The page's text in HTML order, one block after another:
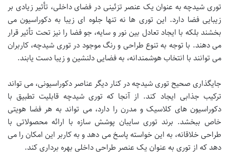
توری شیدچه به عنوان یک عنصر تزئینی در فضای داخلی، تأثیر زیادی بر
زیبایی فضا دارد. این توری ها نه تنها جلوه ای زیبا به دکوراسیون می
بخشند بلکه با ایجاد تعادل بین نور و سایه، جو فضا را نیز تحت تأثیر قرار
می دهند. با توجه به تنوع طراحی و رنگ موجود در توری شیدچه، کاربران
می توانند با انتخاب هوشمندانه، به فضایی دلنشین و زیبا دست یابند.
جایگذاری صحیح توری شیدچه در کنار دیگر عناصر دکوراسیونی، می تواند
ترکیب جذابی ایجاد کند. از آنجا که توری شیدچه قابلیت تطبیق با
دکوراسیون های کلاسیک و مدرن را دارد، می تواند به هر فضا هویتی
خاص ببخشد. برند توری سایبان پوشش سازه با ارائه محصولاتی با
طراحی خلاقانه، به این خواسته پاسخ می دهد و به کاربر این امکان را می
دهد که از توری به عنوان یک عنصر طراحی داخلی بهره برداری کند.